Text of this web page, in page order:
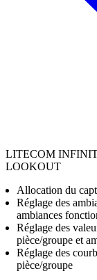
LITECOM
LOOKOUT
Allocation du
Réglage des
ambiances
Réglage des
pièce/groupe et
Réglage des
pièce/groupe